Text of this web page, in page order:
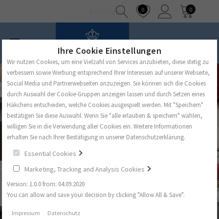
Anmelden 0 0
Ihre Cookie Einstellungen
Wir nutzen Cookies, um eine Vielzahl von Services anzubieten, diese stetig zu
verbessern sowie Werbung entsprechend Ihrer Interessen auf unserer Webseite,
Social Media und Partnerwebseiten anzuzeigen. Sie können sich die Cookies
durch Auswahl der Cookie-Gruppen anzeigen lassen und durch Setzen eines
Häkchens entscheiden, welche Cookies ausgespielt werden. Mit "Speichern"
bestätigen Sie diese Auswahl. Wenn Sie "alle erlauben & speichern" wählen,
willigen Sie in die Verwendung aller Cookies ein. Weitere Informationen
erhalten Sie nach Ihrer Bestätigung in unserer Datenschutzerklärung.
Essential Cookies
Marketing, Tracking and Analysis Cookies
Version: 1.0.0 from: 04.09.2020
You can allow and save your decision by clicking "Allow All & Save".
Impressum Datenschutz